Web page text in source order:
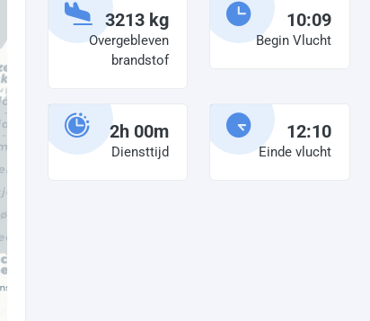
3213 kg
Overgebleven
brandstof
10:09
Begin Vlucht
2h 00m
Diensttijd
12:10
Einde vlucht